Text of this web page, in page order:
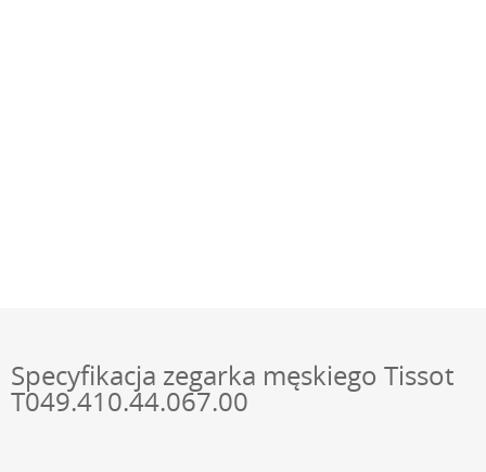
Specyfikacja zegarka męskiego Tissot
T049.410.44.067.00